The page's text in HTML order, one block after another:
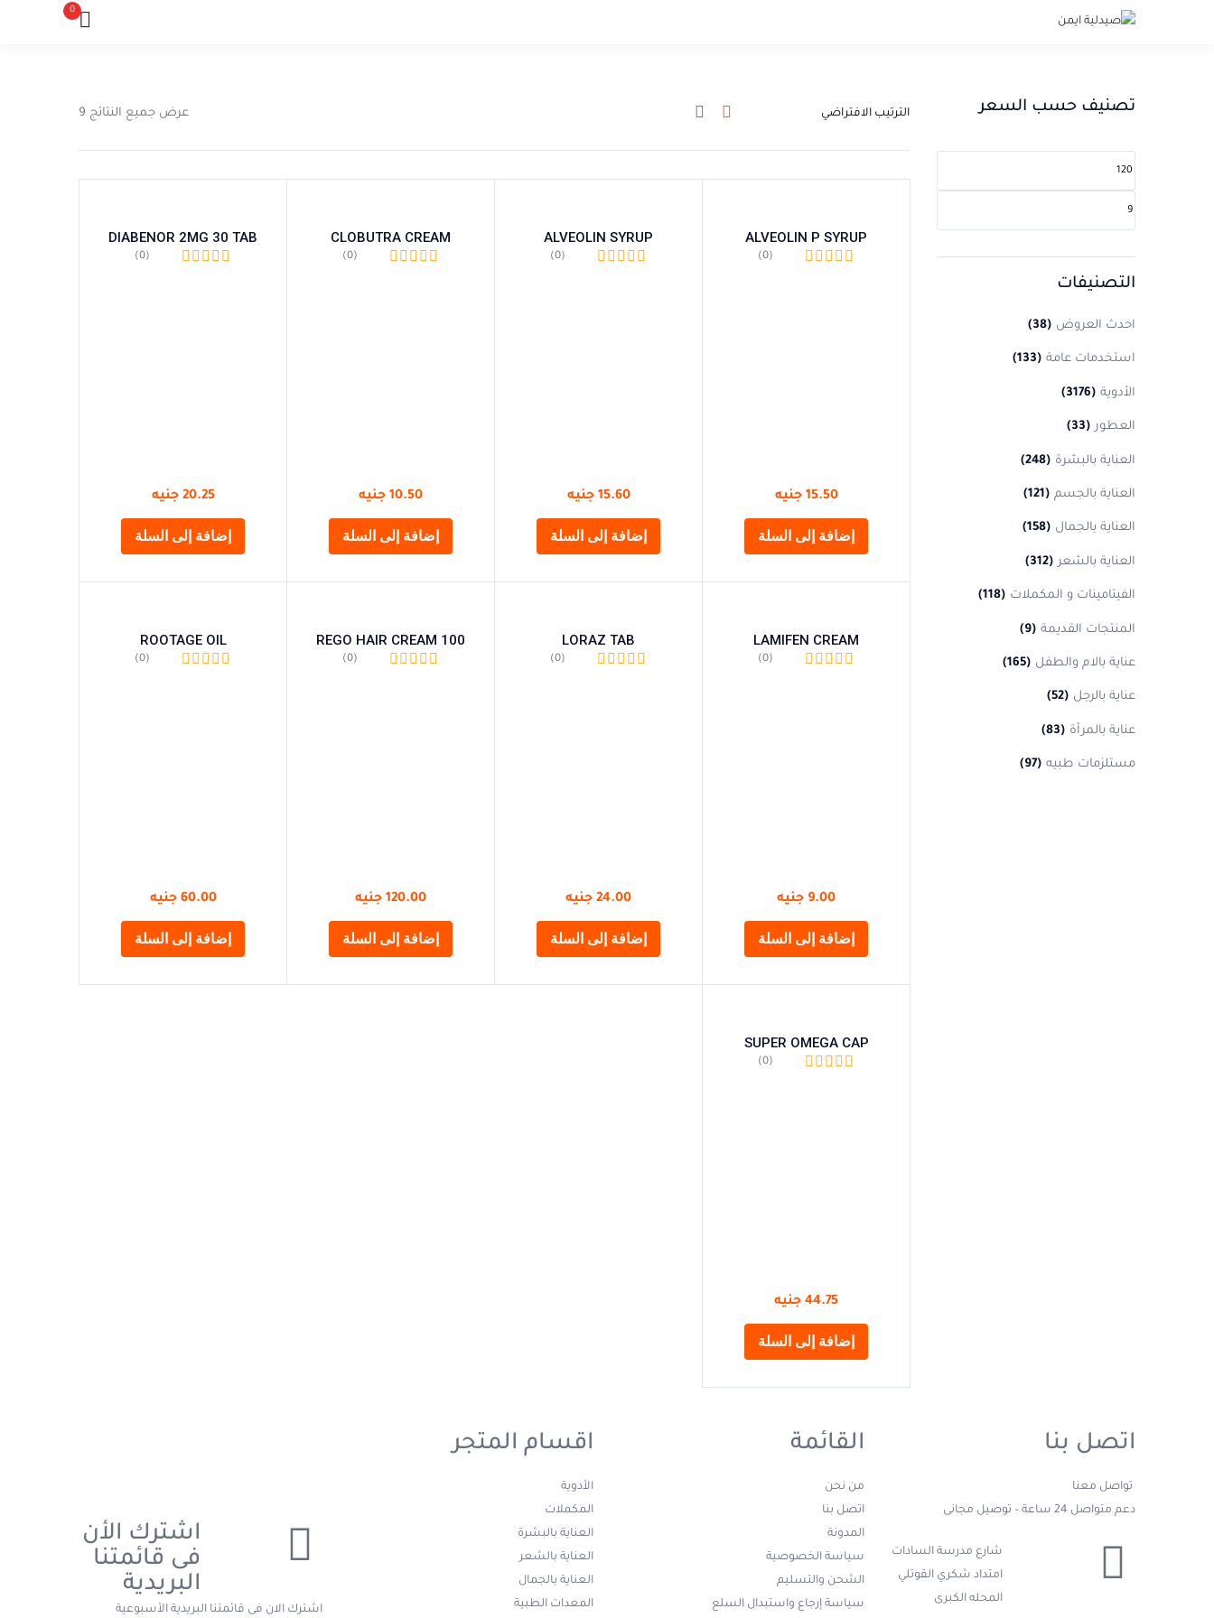
0
تصنيف حسب السعر
التصنيفات
احدث العروض (38)
استخدمات عامة (133)
الأدوية (3176)
العطور (33)
العناية بالبشرة (248)
العناية بالجسم (121)
العناية بالجمال (158)
العناية بالشعر (312)
الفيتامينات و المكملات (118)
المنتجات القديمة (9)
عناية بالام والطفل (165)
عناية بالرجل (52)
عناية بالمرأة (83)
مستلزمات طبيه (97)
عرض جميع النتائج 9
ALVEOLIN P SYRUP
(0)
15.50 جنيه
إضافة إلى السلة
ALVEOLIN SYRUP
(0)
15.60 جنيه
إضافة إلى السلة
CLOBUTRA CREAM
(0)
10.50 جنيه
إضافة إلى السلة
DIABENOR 2MG 30 TAB
(0)
20.25 جنيه
إضافة إلى السلة
LAMIFEN CREAM
(0)
9.00 جنيه
إضافة إلى السلة
LORAZ TAB
(0)
24.00 جنيه
إضافة إلى السلة
REGO HAIR CREAM 100
(0)
120.00 جنيه
إضافة إلى السلة
ROOTAGE OIL
(0)
60.00 جنيه
إضافة إلى السلة
SUPER OMEGA CAP
(0)
44.75 جنيه
إضافة إلى السلة
اتصل بنا
تواصل معنا
دعم متواصل 24 ساعة – توصيل مجانى
شارع مدرسة السادات
امتداد شكري القوتلي
المحله الكبرى
القائمة
من نحن
اتصل بنا
المدونة
سياسة الخصوصية
الشحن والتسليم
سياسة إرجاع واستبدال السلع
اقسام المتجر
الأدوية
المكملات
العناية بالبشرة
العناية بالشعر
العناية بالجمال
المعدات الطبية
اشترك الأن
فى قائمتنا
البريدية
اشترك الان فى قائمتنا البريدية الأسبوعية